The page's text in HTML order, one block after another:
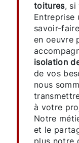
toitures, si
Entreprise
savoir-
en oeuvre
isolation
de vos
nous
à votre
Notre
et le
plus notre